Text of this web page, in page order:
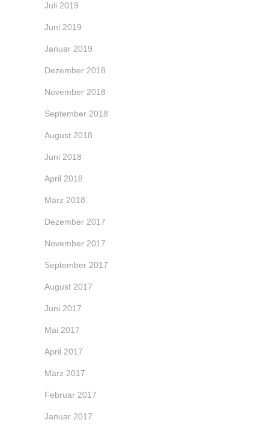
Juli 2019
Juni 2019
Januar 2019
Dezember 2018
November 2018
September 2018
August 2018
Juni 2018
April 2018
März 2018
Dezember 2017
November 2017
September 2017
August 2017
Juni 2017
Mai 2017
April 2017
März 2017
Februar 2017
Januar 2017